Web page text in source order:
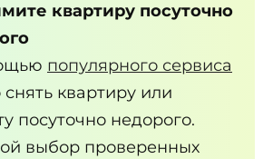
квартиру посуточно
популярного сервиса
квартиру или
посуточно недорого.
выбор проверенных